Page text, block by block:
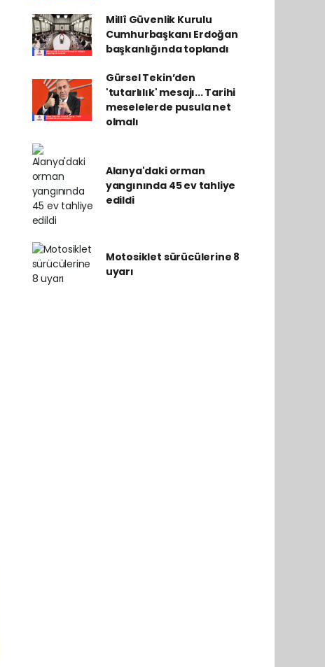
Millî Güvenlik Kurulu
Cumhurbaşkanı Erdoğan
başkanlığında toplandı
Gürsel Tekin’den
'tutarlılık' mesajı... Tarihi
meselelerde pusula net
olmalı
Alanya'daki orman
yangınında 45 ev tahliye
edildi
Motosiklet sürücülerine 8
uyarı